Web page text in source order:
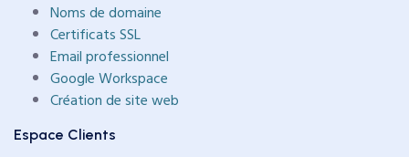
Noms de domaine
Certificats SSL
Email professionnel
Google Workspace
Création de site web
Espace Clients